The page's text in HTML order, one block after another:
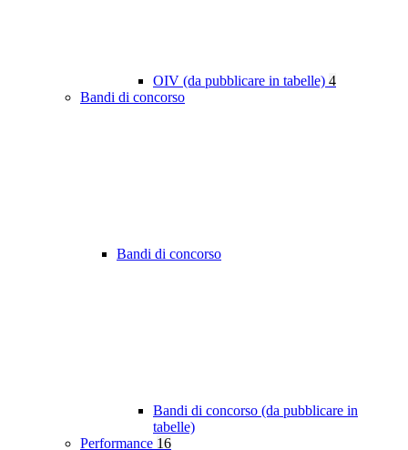
OIV (da pubblicare in tabelle) 4
Bandi di concorso
Bandi di concorso
Bandi di concorso (da pubblicare in
tabelle)
Performance 16